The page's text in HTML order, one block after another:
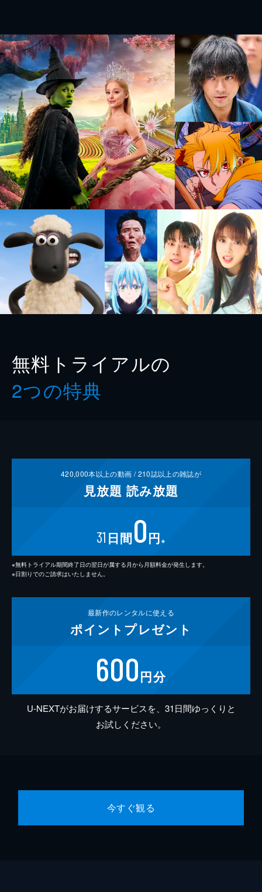
無料トライアルの
2つの特典
420,000本以上の動画 /210誌以上の雑誌が
見放題 読み放題
31 日間0円 ※
※無料トライアル期間終了日の翌日が属する月から月額料金が発生します。
※日割りでのご請求はいたしません。
最新作のレンタルに使える
ポイント プレゼント
600円分
U-NEXTがお届けするサービスを、31日間ゆっくりと
お試しください。
今すぐ観る